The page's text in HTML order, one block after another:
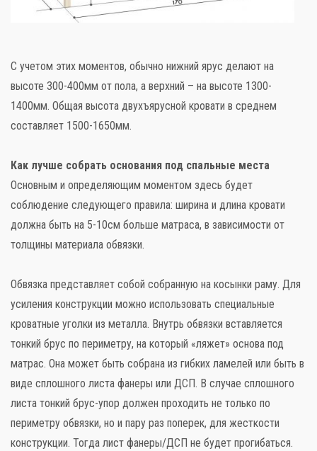
С учетом этих моментов, обычно нижний ярус делают на
высоте 300-400мм от пола, а верхний – на высоте 1300-
1400мм. Общая высота двухъярусной кровати в среднем
составляет 1500-1650мм.
Как лучше собрать основания под спальные места
Основным и определяющим моментом здесь будет
соблюдение следующего правила: ширина и длина кровати
должна быть на 5-10см больше матраса, в зависимости от
толщины материала обвязки.
Обвязка представляет собой собранную на косынки раму. Для
усиления конструкции можно использовать специальные
кроватные уголки из металла. Внутрь обвязки вставляется
тонкий брус по периметру, на который «ляжет» основа под
матрас. Она может быть собрана из гибких ламелей или быть в
виде сплошного листа фанеры или ДСП. В случае сплошного
листа тонкий брус-упор должен проходить не только по
периметру обвязки, но и пару раз поперек, для жесткости
конструкции. Тогда лист фанеры/ДСП не будет прогибаться.